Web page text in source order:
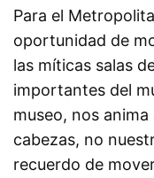
Para el
oportunidad de
las míticas salas
importantes del
museo, nos
cabezas, no
recuerdo de